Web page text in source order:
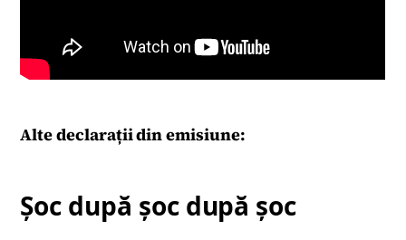
Alte declarații din emisiune:
Șoc după șoc după șoc